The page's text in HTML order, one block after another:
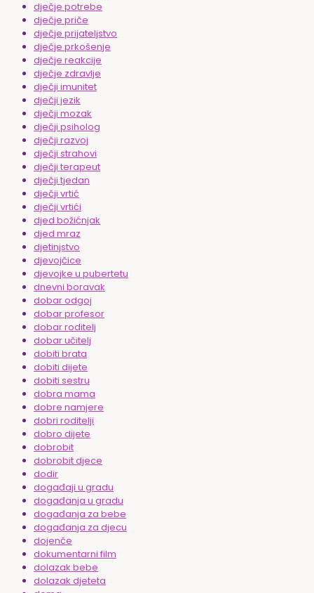
dječje potrebe
dječje priče
dječje prijateljstvo
dječje prkošenje
dječje reakcije
dječje zdravlje
dječji imunitet
dječji jezik
dječji mozak
dječji psiholog
dječji razvoj
dječji strahovi
dječji terapeut
dječji tjedan
dječji vrtić
dječji vrtići
djed božićnjak
djed mraz
djetinjstvo
djevojčice
djevojke u pubertetu
dnevni boravak
dobar odgoj
dobar profesor
dobar roditelj
dobar učitelj
dobiti brata
dobiti dijete
dobiti sestru
dobra mama
dobre namjere
dobri roditelji
dobro dijete
dobrobit
dobrobit djece
dodir
događaji u gradu
događanja u gradu
događanja za bebe
događanja za djecu
dojenče
dokumentarni film
dolazak bebe
dolazak djeteta